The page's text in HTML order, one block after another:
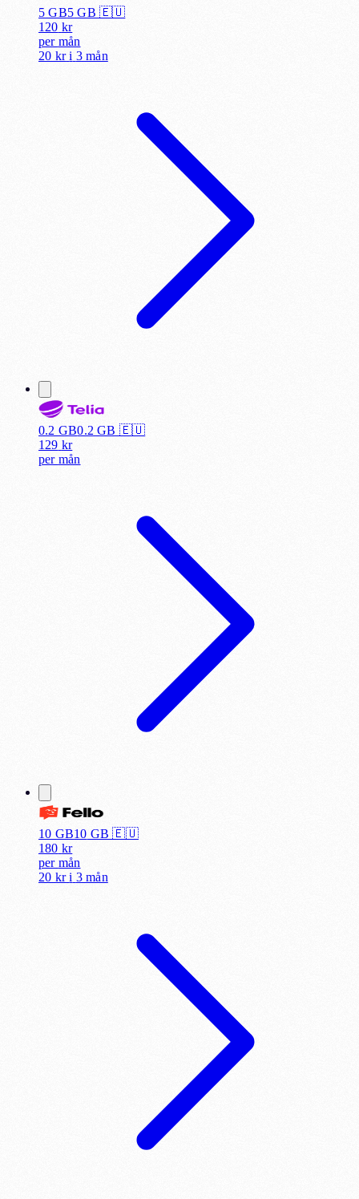
5 GB5 GB 🇪🇺
120 kr
per mån
20 kr i 3 mån
0.2 GB0.2 GB 🇪🇺
129 kr
per mån
10 GB10 GB 🇪🇺
180 kr
per mån
20 kr i 3 mån